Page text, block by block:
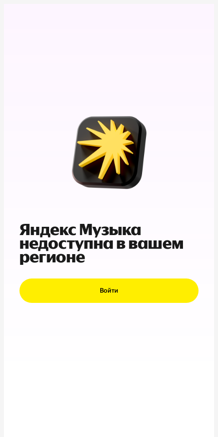
Яндекс Музыка
недоступна в вашем
регионе
Войти